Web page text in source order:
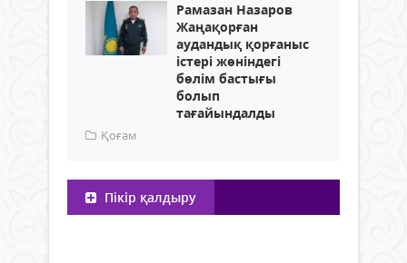
Рамазан Назаров
Жаңақорған
аудандық қорғаныс
істері жөніндегі
бөлім бастығы
болып
тағайындалды
Қоғам
Пікір қалдыру